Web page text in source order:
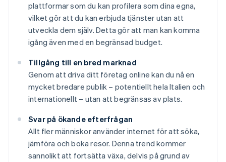
plattformar som du kan profilera som dina egna,
vilket gör att du kan erbjuda tjänster utan att
utveckla dem själv. Detta gör att man kan komma
igång även med en begränsad budget.
Tillgång till en bred marknad
Genom att driva ditt företag online kan du nå en
mycket bredare publik – potentiellt hela Italien och
internationellt – utan att begränsas av plats.
Svar på ökande efterfrågan
Allt fler människor använder internet för att söka,
jämföra och boka resor. Denna trend kommer
sannolikt att fortsätta växa, delvis på grund av